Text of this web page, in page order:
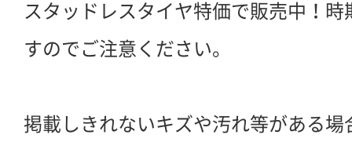
スタッドレスタイヤ特価で販売中！
すのでご注意ください。
掲載しきれないキズや汚れ等がある場